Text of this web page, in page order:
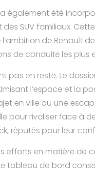
également été
des SUV familiaux.
de Renault
de conduite les plus
pas en reste. Le
l’espace et la
en ville ou une
pour rivaliser face à
réputés pour leur
efforts en matière de
tableau de bord